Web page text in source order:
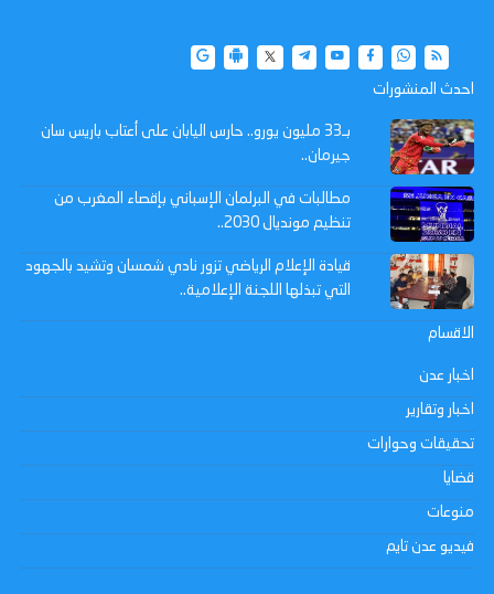
احدث المنشورات
بـ33 مليون يورو.. حارس اليابان على أعتاب باريس سان
جيرمان..
مطالبات في البرلمان الإسباني بإقصاء المغرب من
تنظيم مونديال 2030..
قيادة الإعلام الرياضي تزور نادي شمسان وتشيد بالجهود
التي تبذلها اللجنة الإعلامية..
الاقسام
اخبار عدن
اخبار وتقارير
تحقيقات وحوارات
قضايا
منوعات
فيديو عدن تايم